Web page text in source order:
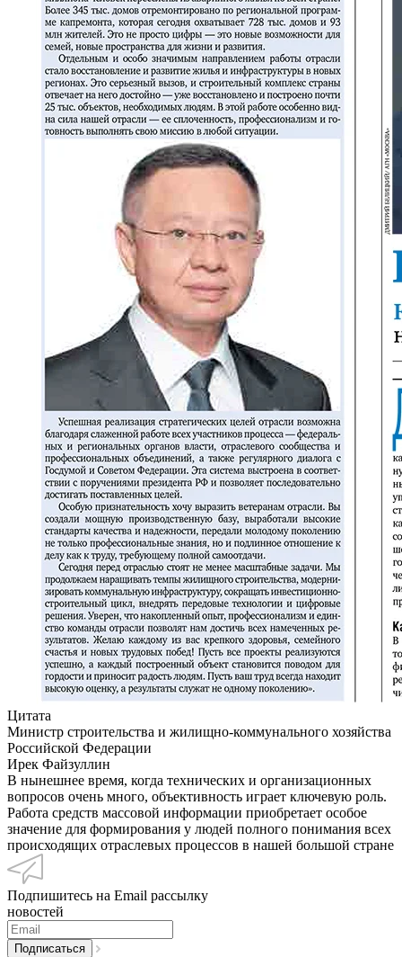
Цитата
Министр строительства и жилищно-коммунального хозяйства
Российской Федерации
Ирек Файзуллин
В нынешнее время, когда технических и организационных
вопросов очень много, объективность играет ключевую роль.
Работа средств массовой информации приобретает особое
значение для формирования у людей полного понимания всех
происходящих отраслевых процессов в нашей большой стране
Подпишитесь на Email рассылку
новостей